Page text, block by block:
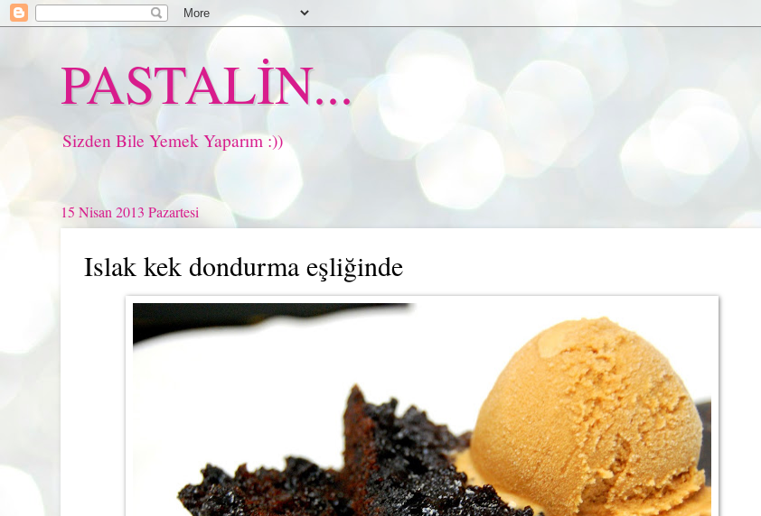
PASTALİN...
Sizden Bile Yemek Yaparım :))
15 Nisan 2013 Pazartesi
Islak kek dondurma eşliğinde